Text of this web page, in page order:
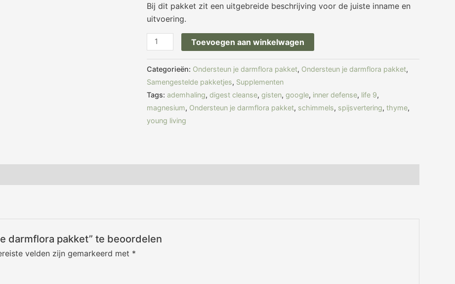
Bij dit pakket zit een uitgebreide beschrijving voor de juiste inname en
uitvoering.
Toevoegen aan winkelwagen
Categorieën: Ondersteun je darmflora pakket, Ondersteun je darmflora pakket,
Samengestelde pakketjes, Supplementen
Tags: ademhaling, digest cleanse, gisten, google, inner defense, life 9,
magnesium, Ondersteun je darmflora pakket, schimmels, spijsvertering, thyme,
young living
darmflora pakket” te beoordelen
velden zijn gemarkeerd met *